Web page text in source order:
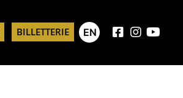
BILLETTERIE EN